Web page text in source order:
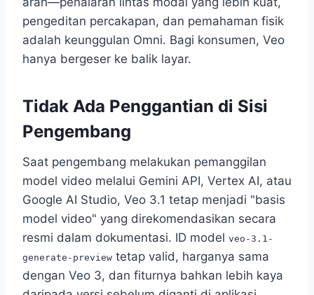
pengeditan percakapan, dan pemahaman fisik
adalah keunggulan Omni. Bagi konsumen, Veo
hanya bergeser ke balik layar.
Tidak Ada Penggantian di Sisi
Pengembang
Saat pengembang melakukan pemanggilan
model video melalui Gemini API, Vertex AI, atau
Google AI Studio, Veo 3.1 tetap menjadi "basis
model video" yang direkomendasikan secara
resmi dalam dokumentasi. ID model veo-3.1-
generate-preview tetap valid, harganya sama
dengan Veo 3, dan fiturnya bahkan lebih kaya